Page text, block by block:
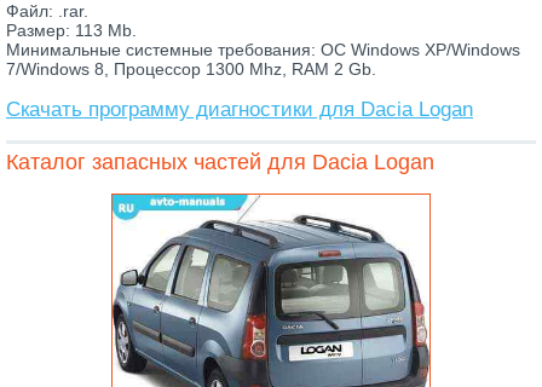
Файл: .rar.
Размер: 113 Mb.
Минимальные системные требования: ОС Windows XP/Windows
7/Windows 8, Процессор 1300 Mhz, RAM 2 Gb.
Скачать программу диагностики для Dacia Logan
Каталог запасных частей для Dacia Logan